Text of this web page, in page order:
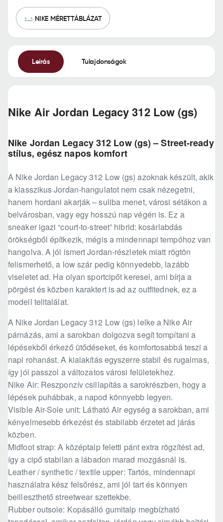
NIKE MÉRETTÁBLÁZAT
Leírás Tulajdonságok
Nike Air Jordan Legacy 312 Low (gs)
Nike Jordan Legacy 312 Low (gs) – Street-ready
stílus, egész napos komfort
A Nike Jordan Legacy 312 Low (gs) azoknak készült, akik
a klasszikus Jordan-hangulatot nem csak nézegetni,
hanem hordani akarják – suliba menet, városi sétákon a
belvárosban, vagy egy hosszú nap végén is. Ez a
sneaker igazi “court-to-street” hibrid: kosárlabdás
örökségből építkezik, mégis a mindennapi tempóhoz van
hangolva. A jól ismert Jordan-részletek miatt rögtön
felismerhető, a low szár pedig könnyedebb, lazább
viseletet ad. Ha olyan sportcipőt keresel, ami bírja a
pörgést és közben karaktert is ad az outfitednek, ez a
modell telitalálat.
A Nike Jordan Legacy 312 Low (gs) lelke a Nike Air
párnázás, ami a sarokban dolgozva segít tompítani a
lépésekből érkező ütődéseket, és komfortosabbá teszi a
napi rohanást. A kialakítás egyszerre stabil és rugalmas,
így jól passzol a változatos városi felületekhez.
Nike Air: Reszponzív csillapítás a sarokrészben, hogy a
lépések puhábbak, a napod könnyebb legyen.
Visible Air-Sole unit: Látható Air egység a sarokban, ami
kényelmesebb érkezést és stabilabb érzetet ad járás
közben.
Midfoot strap: A középtalp feletti pánt extra rögzítést ad,
így a cipő stabilan a lábadon marad mozgásnál is.
Leather / synthetic / textile upper: Tartós, mindennapi
használatra kész felsőrész, ami jól tart és könnyen
beilleszthető streetwear szettekbe.
Rubber outsole: Kopásálló gumitalp megbízható